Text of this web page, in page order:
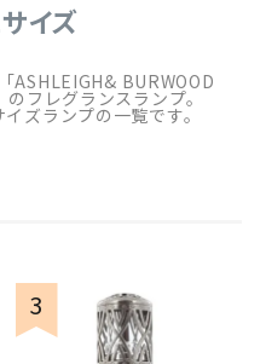
イズ
ASHLEIGH& BURWOOD
フレグランスランプ。
ズランプの一覧です。